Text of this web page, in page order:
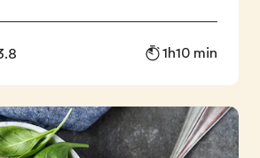
1h10 min